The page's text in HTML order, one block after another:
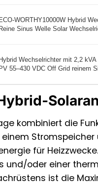
ECO-WORTHY10000W Hybrid
Reine Sinus Welle Solar
Hybrid Wechselrichter mit 2,2
PV 55–430 VDC Off Grid reinem
kombiniert die
für
und/oder einer
ist die